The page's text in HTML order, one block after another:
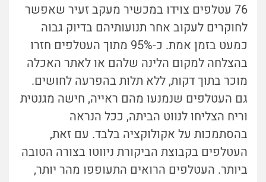
76 עטלפים צוידו במכשיר מעקב זעיר שאפשר
לחוקרים לעקוב אחר תנועותיהם בדיוק גבוה
כמעט בזמן אמת. כ-95% מתוך העטלפים חזרו
בהצלחה למקום הלינה שלהם או לאתר האכלה
מוכר בתוך דקות, ללא תלות בהפרעה לחושים.
גם העטלפים שנמנעו מהם ראייה, חישה מגנטית
וריח הצליחו לנווט הביתה, ככל הנראה
בהסתמכות על אקולוקציה בלבד. עם זאת,
העטלפים בקבוצת הביקורת ניווטו בצורה הטובה
ביותר. העטלפים הרואים התעופפו מהר יותר,